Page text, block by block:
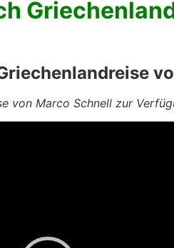
von Marco Schnell zur